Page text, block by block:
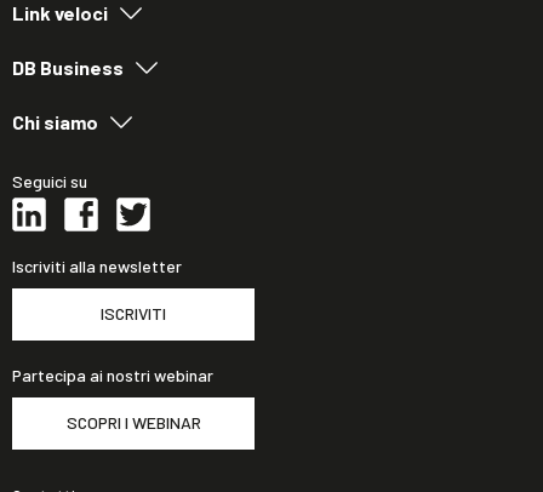
Link veloci
DB Business
Chi siamo
Seguici su
Iscriviti alla newsletter
ISCRIVITI
Partecipa ai nostri webinar
SCOPRI I WEBINAR